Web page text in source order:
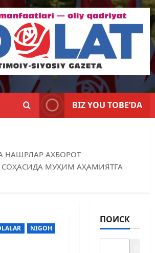
BIZ YOU TOBE’DA
НАШРЛАР АХБОРОТ
МУҲИМ АҲАМИЯТГА
NIGOH
ПОИСК